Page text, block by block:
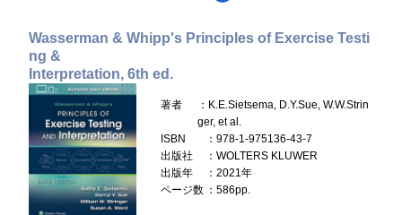
Wasserman & Whipp's Principles of Exercise Testi
ng &
Interpretation, 6th ed.
著者
：K.E.Sietsema, D.Y.Sue, W.W.Strin
ger, et al.
ISBN
：978-1-975136-43-7
出版社
：WOLTERS KLUWER
出版年
：2021年
ページ数 ：586pp.